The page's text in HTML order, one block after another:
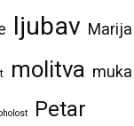
ljubav Marija
molitva muka
Petar